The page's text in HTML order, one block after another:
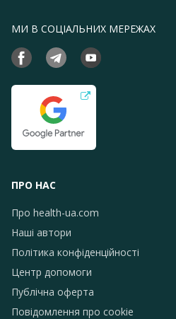
МИ В СОЦІАЛЬНИХ МЕРЕЖАХ
ПРО НАС
Про health-ua.com
Наші автори
Політика конфіденційності
Центр допомоги
Публічна оферта
Повідомлення про сookie